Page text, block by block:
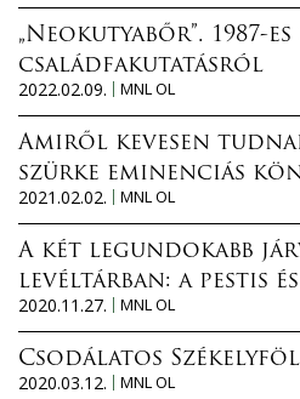
„Neokutyabőr”. 1987-
családfakutatásról
2022.02.09.
MNL OL
Amiről kevesen
szürke eminenciás
2021.02.02.
MNL OL
A két legundokabb
levéltárban: a pestis
2020.11.27.
MNL OL
Csodálatos
2020.03.12.
MNL OL